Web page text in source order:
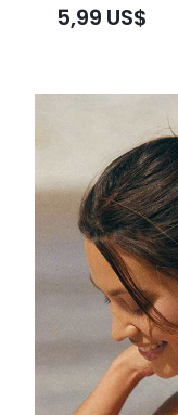
5,99 US$